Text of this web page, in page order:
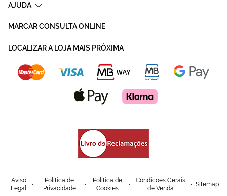
AJUDA
MARCAR CONSULTA ONLINE
LOCALIZAR A LOJA MAIS PRÓXIMA
Aviso
Legal
Política de
Privacidade
Política de
Cookies
Condicoes Gerais
de Venda
Sitemap